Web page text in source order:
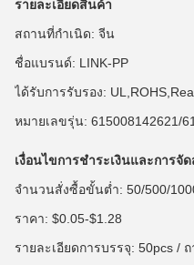
รายละเอียดสินค้า
สถานที่กำเนิด: จีน
ชื่อแบรนด์: LINK-PP
ได้รับการรับรอง:
หมายเลขรุ่น: 615008142621/
เงื่อนไขการชำระเงินและการจัด
จำนวนสั่งซื้อขั้นต่ำ: 50/500/
ราคา: $0.05-$1.28
รายละเอียดการบรรจุ: 50pcs /